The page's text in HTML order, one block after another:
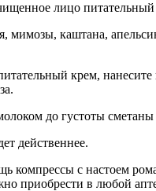
лицо
мимозы, каштана,
крем,
до густоты
действеннее.
с настоем
приобрести в любой